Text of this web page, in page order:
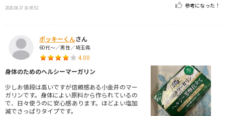
2026.06.17 16:45:52 参考になった！
ポッキーくんさん
60代～／男性／埼玉県
4.00
身体のためのヘルシーマーガリン
少しお値段は高いですが信頼感ある小金井のマー
ガリンです。身体によい原料から作られているの
で、日々使うのに安心感あります。ほどよい塩加
減でさっぱりタイプです。